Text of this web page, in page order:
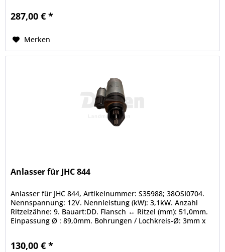
287,00 € *
Merken
Anlasser für JHC 844
Anlasser für JHC 844, Artikelnummer: S35988; 38OSI0704.
Nennspannung: 12V. Nennleistung (kW): 3,1kW. Anzahl
Ritzelzähne: 9. Bauart:DD. Flansch ↔ Ritzel (mm): 51,0mm.
Einpassung Ø : 89,0mm. Bohrungen / Lochkreis-Ø: 3mm x
130,00 € *